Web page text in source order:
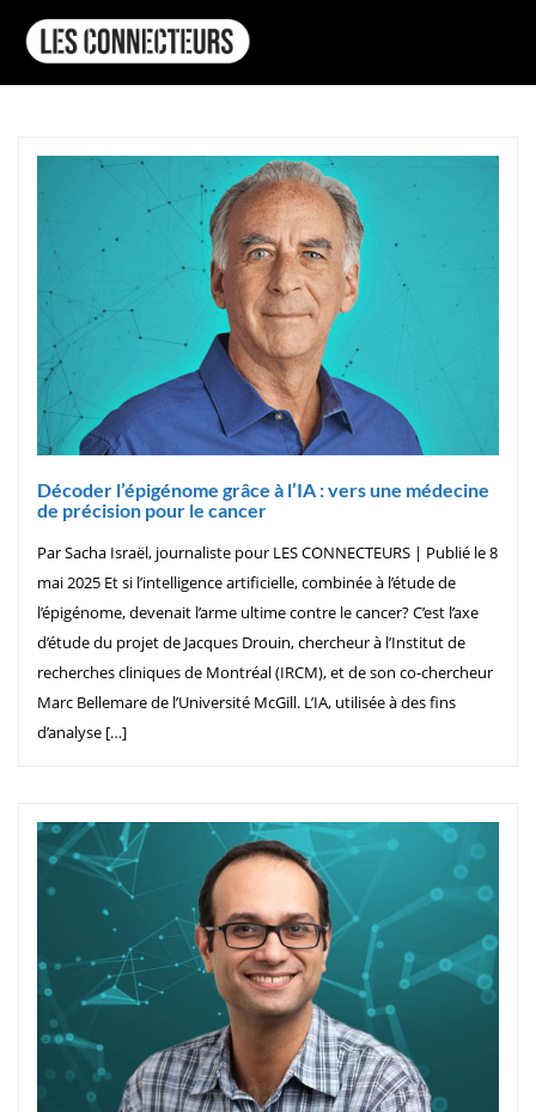
Décoder l’épigénome grâce à l’IA : vers une médecine
de précision pour le cancer
Par Sacha Israël, journaliste pour LES CONNECTEURS | Publié le 8
mai 2025 Et si l’intelligence artificielle, combinée à l’étude de
l’épigénome, devenait l’arme ultime contre le cancer? C’est l’axe
d’étude du projet de Jacques Drouin, chercheur à l’Institut de
recherches cliniques de Montréal (IRCM), et de son co-chercheur
Marc Bellemare de l’Université McGill. L’IA, utilisée à des fins
d’analyse […]